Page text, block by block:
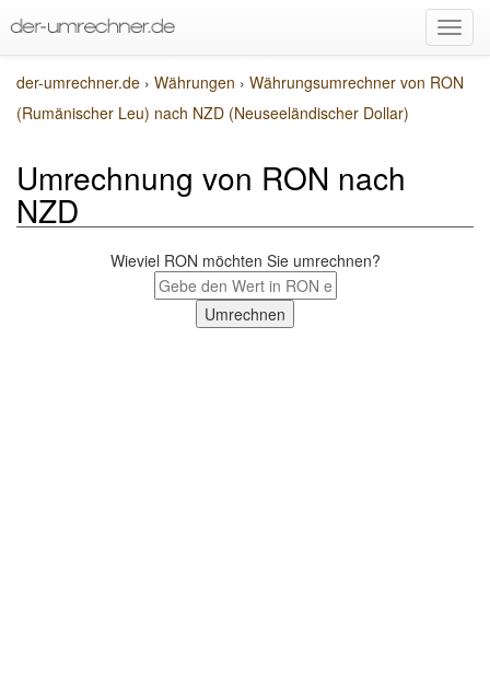
der-umrechner.de › Währungen › Währungsumrechner von RON
(Rumänischer Leu) nach NZD (Neuseeländischer Dollar)
Umrechnung von RON nach
NZD
Wieviel RON möchten Sie umrechnen?